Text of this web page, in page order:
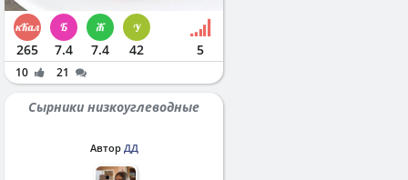
265 7.4 7.4 42 5
10 21
Сырники низкоуглеводные
Автор ДД